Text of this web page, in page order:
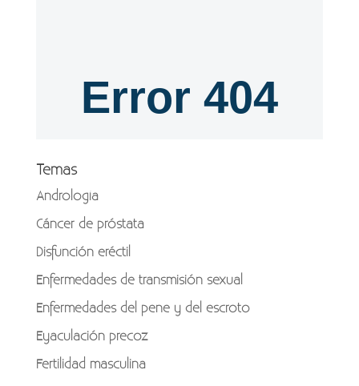
Temas
Andrología
Cáncer de próstata
Disfunción eréctil
Enfermedades de transmisión sexual
Enfermedades del pene y del escroto
Eyaculación precoz
Fertilidad masculina